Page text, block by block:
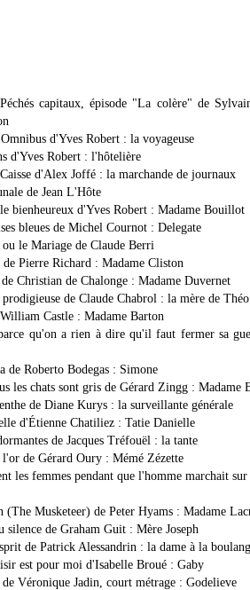
capitaux, épisode "La colère" de
d'Yves Robert : la voyageuse
d'Yves Robert : l'hôtelière
d'Alex Joffé : la marchande de journaux
de Jean L'Hôte
bienheureux d'Yves Robert : Madame Bouillot
bleues de Michel Cournot : Delegate
le Mariage de Claude Berri
Pierre Richard : Madame Cliston
Christian de Chalonge : Madame Duvernet
de Claude Chabrol : la mère de Théo
Castle : Madame Barton
qu'on a rien à dire qu'il faut fermer sa
de Roberto Bodegas : Simone
les chats sont gris de Gérard Zingg : Madame
de Diane Kurys : la surveillante générale
d'Étienne Chatiliez : Tatie Danielle
de Jacques Tréfouël : la tante
de Gérard Oury : Mémé Zézette
les femmes pendant que l'homme marchait
(The Musketeer) de Peter Hyams : Madame
silence de Graham Guit : Mère Joseph
de Patrick Alessandrin : la dame à la
est pour moi d'Isabelle Broué : Gaby
Véronique Jadin, court métrage : Godelieve